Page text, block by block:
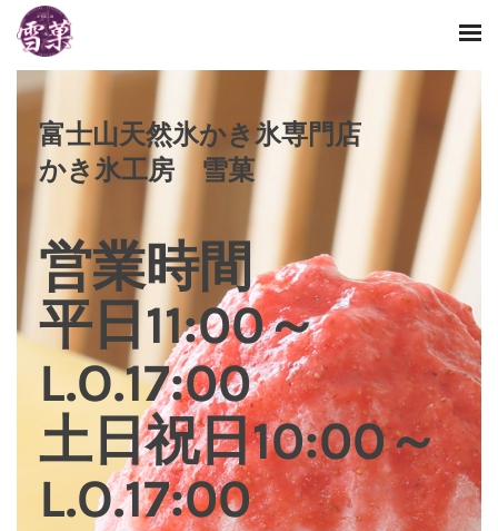
富士山天然氷かき氷専門店
​かき氷工房 雪菓
営業時間
​平日11:00～
L.O.17:00
土日祝日10:00～
L.O.17:00